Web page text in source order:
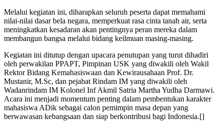
Melalui kegiatan ini, diharapkan seluruh peserta dapat memahami
nilai-nilai dasar bela negara, memperkuat rasa cinta tanah air, serta
meningkatkan kesadaran akan pentingnya peran mereka dalam
membangun bangsa melalui bidang keilmuan masing-masing.
Kegiatan ini ditutup dengan upacara penutupan yang turut dihadiri
oleh perwakilan PPAPT, Pimpinan USK yang diwakili oleh Wakil
Rektor Bidang Kemahasiswaan dan Kewirausahaan Prof. Dr.
Mustanir, M.Sc, dan pejabat Rindam IM yang diwakili oleh
Wadanrindam IM Kolonel Inf Akmil Satria Martha Yudha Darmawi.
Acara ini menjadi momentum penting dalam pembentukan karakter
mahasiswa ADik sebagai calon pemimpin masa depan yang
berwawasan kebangsaan dan siap berkontribusi bagi Indonesia.[]